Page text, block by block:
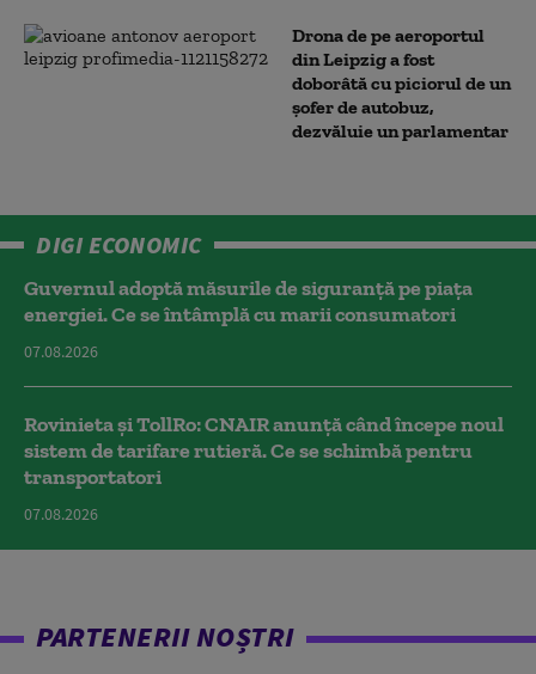
Drona de pe aeroportul
din Leipzig a fost
doborâtă cu piciorul de un
şofer de autobuz,
dezvăluie un parlamentar
DIGI ECONOMIC
Guvernul adoptă măsurile de siguranță pe piața
energiei. Ce se întâmplă cu marii consumatori
07.08.2026
Rovinieta și TollRo: CNAIR anunță când începe noul
sistem de tarifare rutieră. Ce se schimbă pentru
transportatori
07.08.2026
PARTENERII NOȘTRI